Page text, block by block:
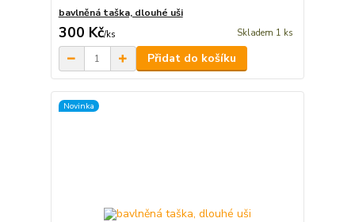
bavlněná taška, dlouhé uši
300 Kč/ks Skladem 1 ks
Přidat do košíku
Novinka